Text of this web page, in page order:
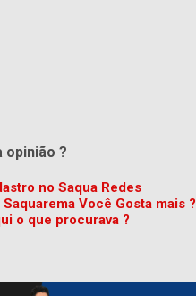
opinião ?
no Saqua Redes
Você Gosta mais ?
o que procurava ?